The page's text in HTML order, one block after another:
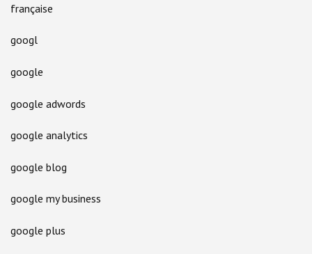
française
googl
google
google adwords
google analytics
google blog
google my business
google plus